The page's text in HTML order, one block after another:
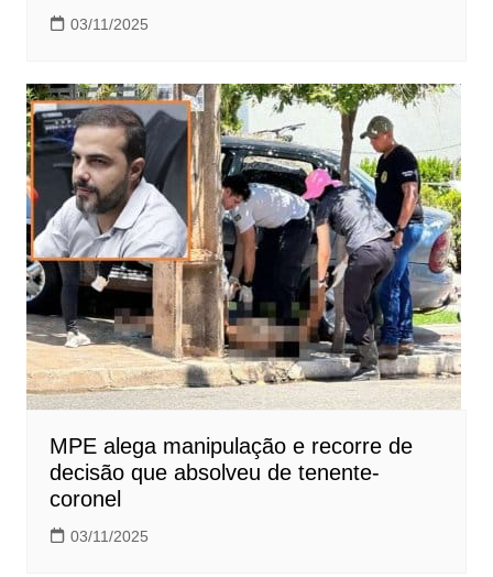
03/11/2025
MPE alega manipulação e recorre de
decisão que absolveu de tenente-
coronel
03/11/2025